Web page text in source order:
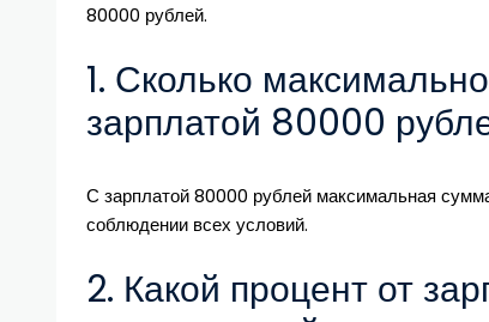
80000 рублей.
1. Сколько
зарплатой 80000
С зарплатой 80000 рублей максимальная
соблюдении всех условий.
2. Какой процент от